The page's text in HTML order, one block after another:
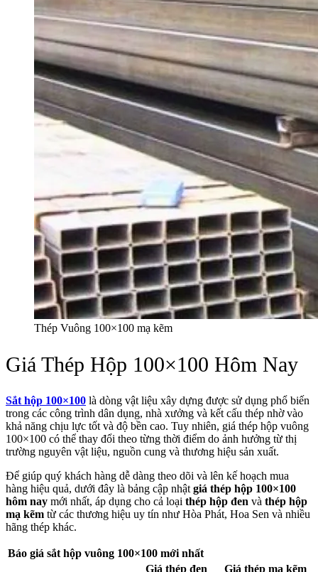
Thép Vuông 100×100 mạ kẽm
Giá Thép Hộp 100×100 Hôm Nay
Sắt hộp 100×100 là dòng vật liệu xây dựng được sử dụng phổ biến
trong các công trình dân dụng, nhà xưởng và kết cấu thép nhờ vào
khả năng chịu lực tốt và độ bền cao. Tuy nhiên, giá thép hộp vuông
100×100 có thể thay đổi theo từng thời điểm do ảnh hưởng từ thị
trường nguyên vật liệu, nguồn cung và thương hiệu sản xuất.
Để giúp quý khách hàng dễ dàng theo dõi và lên kế hoạch mua
hàng hiệu quả, dưới đây là bảng cập nhật giá thép hộp 100×100
hôm nay mới nhất, áp dụng cho cả loại thép hộp đen và thép hộp
mạ kẽm từ các thương hiệu uy tín như Hòa Phát, Hoa Sen và nhiều
hãng thép khác.
Báo giá sắt hộp vuông 100×100 mới nhất
Giá thép đen
Giá thép mạ kẽm